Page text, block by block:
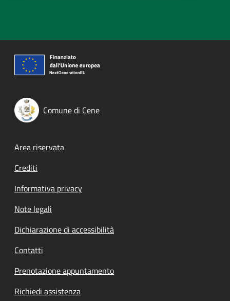
Comune di Cene
Footer menu
Area riservata
Crediti
Informativa privacy
Note legali
Dichiarazione di accessibilità
Contatti
Prenotazione appuntamento
Richiedi assistenza